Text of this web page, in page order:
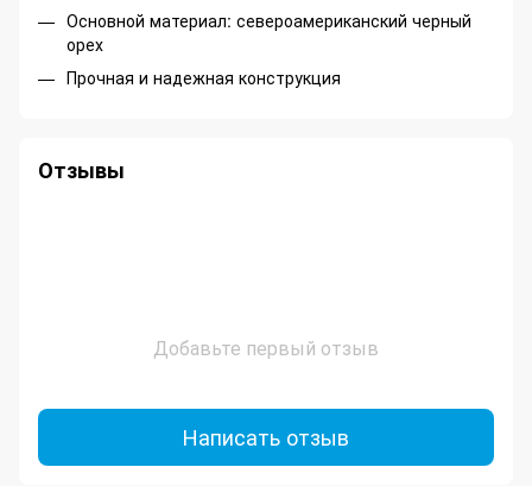
Основной материал: североамериканский черный
орех
Прочная и надежная конструкция
Отзывы
Добавьте первый отзыв
Написать отзыв